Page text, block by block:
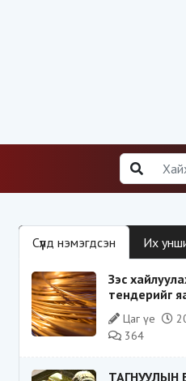
Сүүлд нэмэгдсэн Их
Зэс
тендерийг
“Үндэсний
эрсдэлтэй
Цаг үе
364
ТАГНУУЛЫН